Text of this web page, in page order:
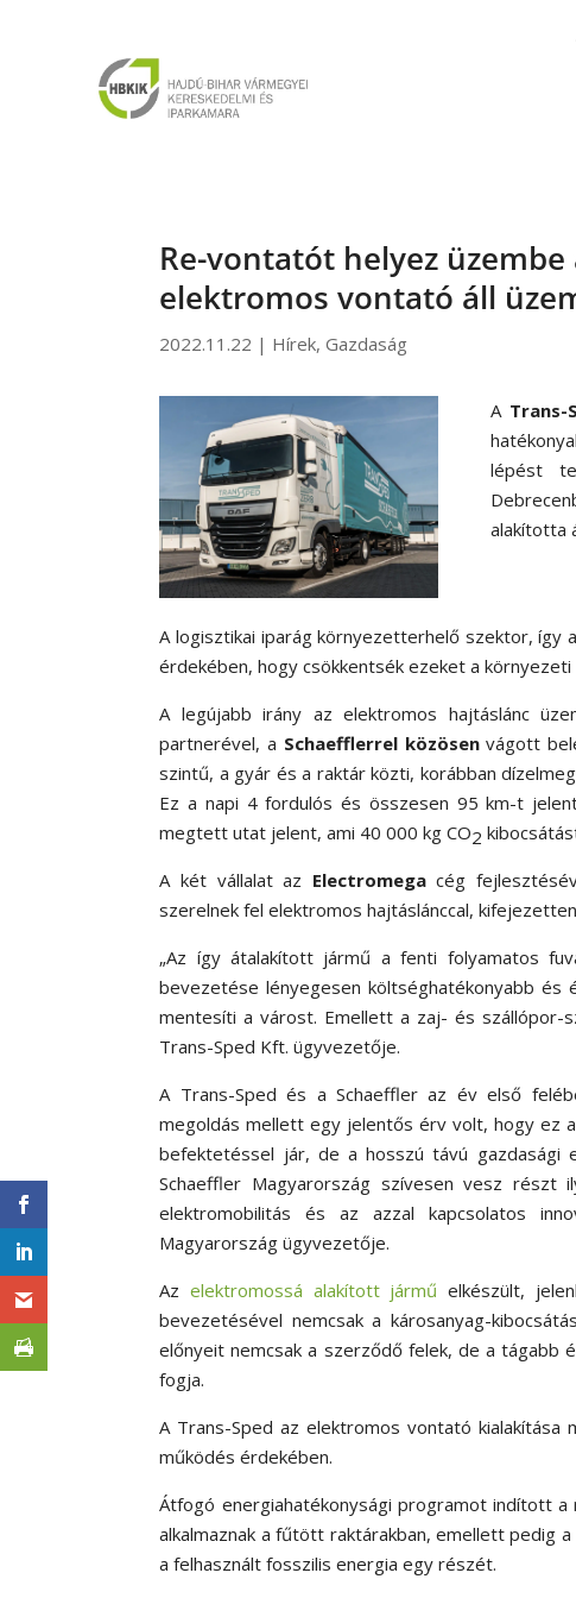
Re-vontatót helyez
elektromos vontató áll
2022.11.22 | Hírek,Gazdaság
A Trans-
lépést
alakította
A logisztikai iparág környezetterhelő szektor, így
érdekében, hogy csökkentsék ezeket a környezeti
A legújabb irány az elektromos hajtáslánc
partnerével, a Schaefflerrel közösenvágott
szintű, a gyár és a raktár közti, korábban
Ez a napi 4 fordulós és összesen 95 km-t
megtett utat jelent, ami 40 000 kg CO2
A két vállalat az Electromegacég
szerelnek fel elektromos hajtáslánccal,
„Az így átalakított jármű a fenti folyamatos
bevezetése lényegesen költséghatékonyabb és
mentesíti a várost. Emellett a zaj- és szállópor-
Trans-Sped Kft. ügyvezetője.
A Trans-Sped és a Schaeffler az év első
megoldás mellett egy jelentős érv volt, hogy ez
befektetéssel jár, de a hosszú távú gazdasági
Schaeffler Magyarország szívesen vesz részt
elektromobilitás és az azzal kapcsolatos
Magyarország ügyvezetője.
Azelektromossá alakított jármű elkészült,
bevezetésével nemcsak a károsanyag-
előnyeit nemcsak a szerződő felek, de a tágabb
fogja.
A Trans-Sped az elektromos vontató
működés érdekében.
Átfogó energiahatékonysági programot indított
alkalmaznak a fűtött raktárakban, emellett pedig
a felhasznált fosszilis energia egy részét.